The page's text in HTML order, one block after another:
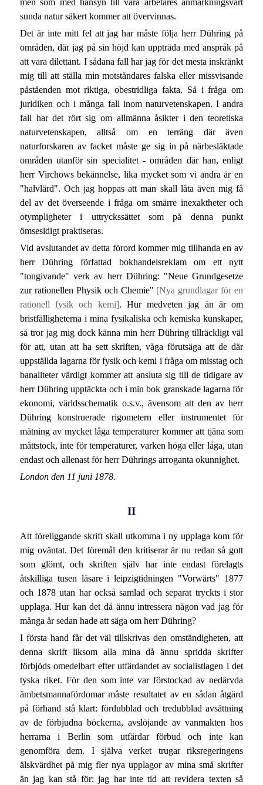
sunda natur säkert kommer att övervinnas.
Det är inte mitt fel att jag har måste följa herr Dühring på
områden, där jag på sin höjd kan uppträda med anspråk på
att vara dilettant. I sådana fall har jag för det mesta inskränkt
mig till att ställa min motståndares falska eller missvisande
påståenden mot riktiga, obestridliga fakta. Så i fråga om
juridiken och i många fall inom naturvetenskapen. I andra
fall har det rört sig om allmänna åsikter i den teoretiska
naturvetenskapen, alltså om en terräng där även
naturforskaren av facket måste ge sig in på närbesläktade
områden utanför sin specialitet - områden där han, enligt
herr Virchows bekännelse, lika mycket som vi andra är en
"halvlärd". Och jag hoppas att man skall låta även mig få
del av det överseende i fråga om smärre inexaktheter och
otympligheter i uttryckssättet som på denna punkt
ömsesidigt praktiseras.
Vid avslutandet av detta förord kommer mig tillhanda en av
herr Dühring författad bokhandelsreklam om ett nytt
"tongivande" verk av herr Dühring: "Neue Grundgesetze
zur rationellen Physik och Chemie" [Nya grundlagar för en
rationell fysik och kemi]. Hur medveten jag än är om
bristfälligheterna i mina fysikaliska och kemiska kunskaper,
så tror jag mig dock känna min herr Dühring tillräckligt väl
för att, utan att ha sett skriften, våga förutsäga att de där
uppställda lagarna för fysik och kemi i fråga om misstag och
banaliteter värdigt kommer att ansluta sig till de tidigare av
herr Dühring upptäckta och i min bok granskade lagarna för
ekonomi, världsschematik o.s.v., ävensom att den av herr
Dühring konstruerade rigometern eller instrumentet för
mätning av mycket låga temperaturer kommer att tjäna som
måttstock, inte för temperaturer, varken höga eller låga, utan
endast och allenast för herr Dührings arroganta okunnighet.
London den 11 juni 1878.
II
Att föreliggande skrift skall utkomma i ny upplaga kom för
mig oväntat. Det föremål den kritiserar är nu redan så gott
som glömt, och skriften själv har inte endast förelagts
åtskilliga tusen läsare i leipzigtidningen "Vorwärts" 1877
och 1878 utan har också samlad och separat tryckts i stor
upplaga. Hur kan det då ännu intressera någon vad jag för
många år sedan hade att säga om herr Dühring?
I första hand får det väl tillskrivas den omständigheten, att
denna skrift liksom alla mina då ännu spridda skrifter
förbjöds omedelbart efter utfärdandet av socialistlagen i det
tyska riket. För den som inte var förstockad av nedärvda
ämbetsmannafördomar måste resultatet av en sådan åtgärd
på förhand stå klart: fördubblad och tredubblad avsättning
av de förbjudna böckerna, avslöjande av vanmakten hos
herrarna i Berlin som utfärdar förbud och inte kan
genomföra dem. I själva verket trugar riksregeringens
älskvärdhet på mig fler nya upplagor av mina små skrifter
än jag kan stå för: jag har inte tid att revidera texten så